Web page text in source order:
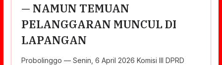
— NAMUN TEMUAN
PELANGGARAN MUNCUL DI
LAPANGAN
Probolinggo — Senin, 6 April 2026 Komisi III DPRD